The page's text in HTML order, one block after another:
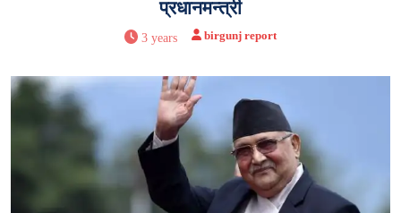
प्रधानमन्त्री
3 years birgunj report